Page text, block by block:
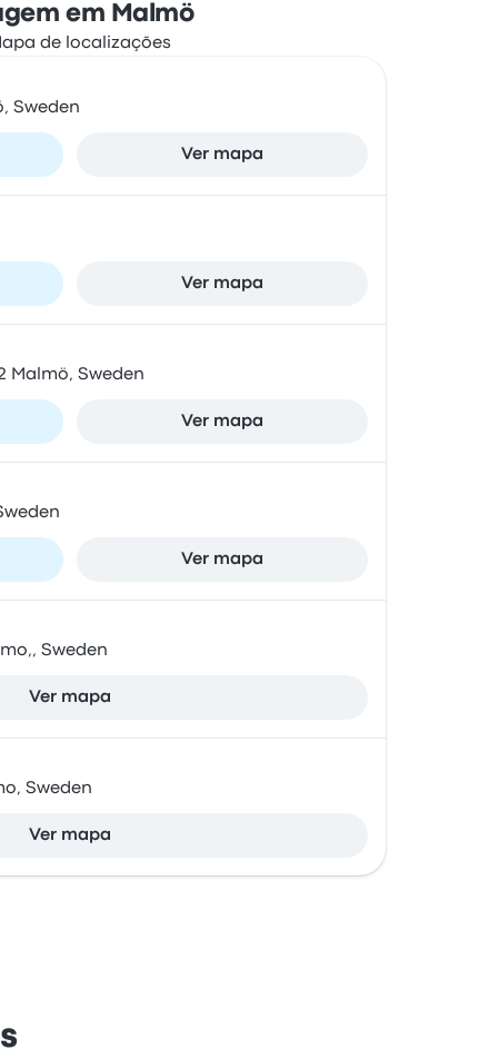
em Malmö
Sweden
Ver mapa
Ver mapa
Malmö, Sweden
Ver mapa
Ver mapa
Sweden
Ver mapa
Sweden
Ver mapa